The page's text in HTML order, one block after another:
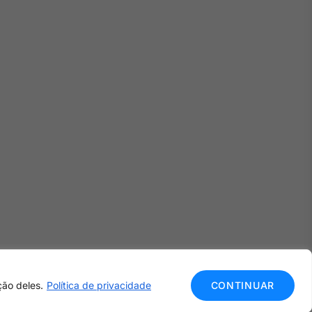
deles. Política de privacidade CONTINUAR